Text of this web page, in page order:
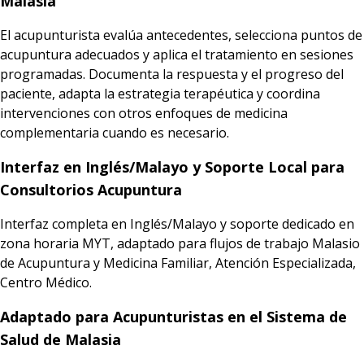
El acupunturista evalúa antecedentes, selecciona puntos de
acupuntura adecuados y aplica el tratamiento en sesiones
programadas. Documenta la respuesta y el progreso del
paciente, adapta la estrategia terapéutica y coordina
intervenciones con otros enfoques de medicina
complementaria cuando es necesario.
Interfaz en Inglés/Malayo y Soporte Local para
Consultorios Acupuntura
Interfaz completa en Inglés/Malayo y soporte dedicado en
zona horaria MYT, adaptado para flujos de trabajo Malasio
de Acupuntura y Medicina Familiar, Atención Especializada,
Centro Médico.
Adaptado para Acupunturistas en el Sistema de
Salud de Malasia